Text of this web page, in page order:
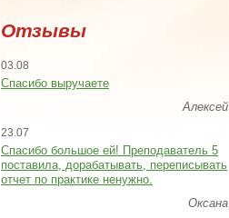
Отзывы
03.08
Спасибо выручаете
Алексей
23.07
Cпасибо большое ей! Преподаватель 5
поставила, дорабатывать, переписывать
отчет по практике ненужно.
Оксана